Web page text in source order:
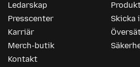
Ledarskap
Presscenter
Karriär
Merch-butik
Kontakt
Skicka